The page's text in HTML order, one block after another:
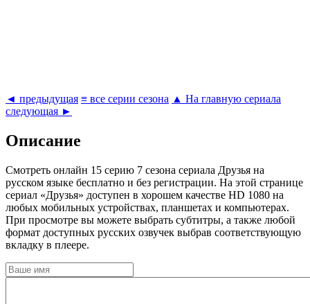
◄ предыдущая ≡ все серии сезона ▲ На главную сериала
следующая ►
Описание
Cмотреть онлайн 15 серию 7 сезона сериала Друзья на
русском языке бесплатно и без регистрации. На этой странице
сериал «Друзья» доступен в хорошем качестве HD 1080 на
любых мобильных устройствах, планшетах и компьютерах.
При просмотре вы можете выбрать субтитры, а также любой
формат доступных русских озвучек выбрав соответствующую
вкладку в плеере.